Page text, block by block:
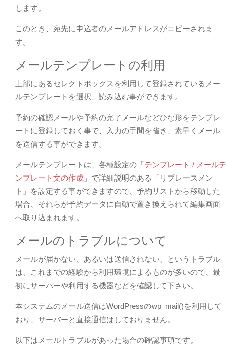
します。
このとき、宛先に申込者のメールアドレスがコピーされま
す。
メールテンプレートの利用
上部にあるセレクトボックスを利用して登録されているメー
ルテンプレートを選択、読み込む事ができます。
予約の確認メールや予約の完了メールなどひな形をテンプレ
ートに登録しておく事で、入力の手間を省き、素早くメール
を送信する事ができます。
メールテンプレートは、各種設定の「テンプレート / メールテ
ンプレート文の作成 」で詳細説明のある「リプレースメン
ト」を設定する事ができますので、予約リストから移動した
場合、それらが予約データに自動で置き換えられて編集画面
へ取り込まれます。
メールのトラブルについて
メールが届かない、あるいは送信されない、というトラブル
は、これまでの経験から利用環境によるものが多いので、最
初にサーバーや利用する機器などを確認して下さい。
本システムのメール送信はWordPressのwp_mail()を利用して
おり、サーバーと直接通信はしておりません。
以下はメールトラブルがあった場合の確認事項です。